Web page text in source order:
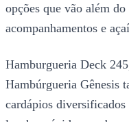
opções que vão além
acompanhamentos e
Hamburgueria Deck
Hambúrgueria Gênesis
cardápios